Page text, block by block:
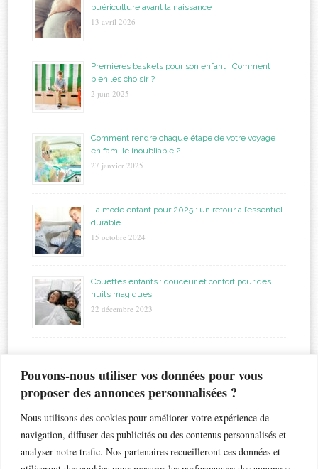
Pouvons-nous utiliser vos données pour vous
proposer des annonces personnalisées ?
Nous utilisons des cookies pour améliorer votre expérience de
navigation, diffuser des publicités ou des contenus personnalisés et
analyser notre trafic. Nos partenaires recueilleront ces données et
puériculture avant la naissance
13 avril 2026
Premières baskets pour son enfant : Comment
bien les choisir ?
2 juin 2025
Comment rendre chaque étape de votre voyage
en famille inoubliable ?
27 janvier 2025
La mode enfant pour 2025 : un retour à l’essentiel
durable
15 octobre 2024
Couettes enfants : douceur et confort pour des
nuits magiques
22 décembre 2023
accouchement allaitement astuces bapteme beauté
bronchiolite bébé cadeau chaleur chambre chocolat
coiffure crèche dents de lait droits enfant enfants esthétique